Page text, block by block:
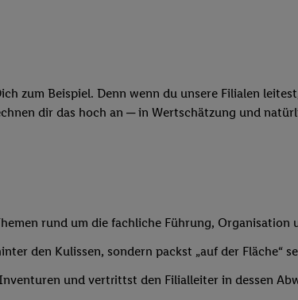
zum Beispiel. Denn wenn du unsere Filialen
dir das hoch an ─ in Wertschätzung und
rund um die fachliche Führung,
den Kulissen, sondern packst „auf der Fläche“
und vertrittst den Filialleiter in dessen